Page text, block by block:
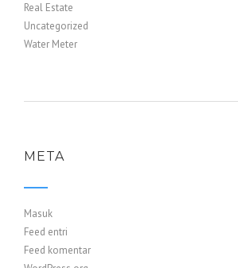
Real Estate
Uncategorized
Water Meter
META
Masuk
Feed entri
Feed komentar